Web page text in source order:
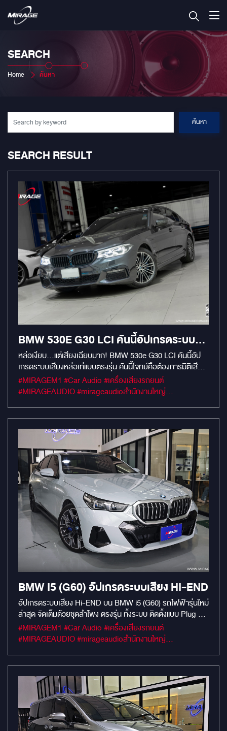
SEARCH
Home ค้นหา
ค้นหา
SEARCH RESULT
BMW 530E G30 LCI คันนี้อัปเกรดระบบ
เสียงหล่อเท่แบบตรงรุ่น
หล่อเงียบ...แต่เสียงเฉียบมาก! BMW 530e G30 LCI คันนี้อัป
เกรดระบบเสียงหล่อเท่แบบตรงรุ่น คันนี้โจทย์คือต้องการมิติเสียง
ที่สมบูรณ์แบบ ทรงพลัง แต่ยังคงความเรียบร้อยหรูหราเหมือน
ออกจากโรงงาน เราจัดชุดใหญ่ไฟกระพริบจาก Audison และ
Audison APBMW K4M (แยกชิ้น รายละเอียดเสียงแหลมใส
เคลียร์) ลำโพงคู่หลัง: Audison APBMW X4E (แกนร่วม เติม
เต็มมิติห้องโดยสาร) ลำโพง Center: Audison APBMW K4M
CENTER (โฟกัสเวทีเสียงนิ่งสนิท) Subwoofer ตรงรุ่น:
Audison APBMW S8-2.2 (เบสแน่น กระชับ อิ่มฟู) Subbox
เสริมพลัง: Audison APBX 10AS2 (เติมเบสลึก ลูกใหญ่ นุ่ม
นวล) ขุมพลังและการปรับจูน: Alpine PXE-X120-8
(AMP/DSP ตัวท็อป เวทีเสียงเป๊ะ มิติตื้นลึกชัดเจน) เงียบสนิท:
แดมป์เก็บเสียงรอบคันด้วย GroundZero GZDM2700AB-XL .
จบงานเนียนๆ เสียงดีขึ้นแบบคนละโลก ขับขี่เพลินทุกเส้นทางครับ
#MIRAGEM1 #Car Audio #เครื่องเสียงรถยนต์
#MIRAGEAUDIO #mirageaudioสำนักงานใหญ่
BMW I5 (G60) อัปเกรดระบบเสียง HI-END
อัปเกรดระบบเสียง Hi-END บน BMW i5 (G60) รถไฟฟ้ารุ่นใหม่
ล่าสุด จัดเต็มด้วยชุดลำโพง ตรงรุ่น ทั้งระบบ ติดตั้งแบบ Plug &
Play ไม่ต้องตัดต่อสายเดิมของรถ ลำโพงคู่หน้า – FOCAL
K2POWER ES 165 KX3 ลำโพงคู่หลัง – FOCAL IS BMW
สำเร็จรูป – Audison APBX 10AS2 10 นิ้ว ติดตั้งทั้งระบบแบบ
Plug & Play ไม่ตัด ไม่เจาะ ไม่กระทบการทำงานของรถ ติดตั้งได้
อย่างเรียบร้อย เข้ากับ BMW i5 อย่างลงตัว
#MIRAGEM1 #Car Audio #เครื่องเสียงรถยนต์
#MIRAGEAUDIO #mirageaudioสำนักงานใหญ่